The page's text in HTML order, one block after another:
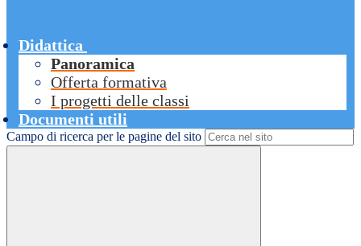
Didattica
Panoramica
Offerta formativa
I progetti delle classi
Documenti utili
Campo di ricerca per le pagine del sito